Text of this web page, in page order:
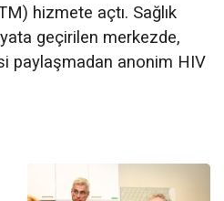
hizmete açtı. Sağlık
geçirilen merkezde,
paylaşmadan anonim HIV